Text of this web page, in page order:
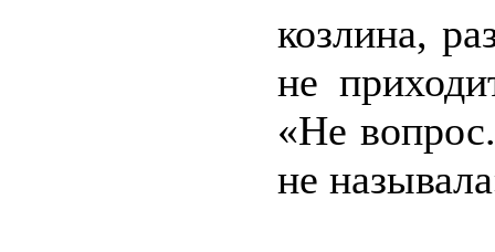
козлина,
не
«Не
не